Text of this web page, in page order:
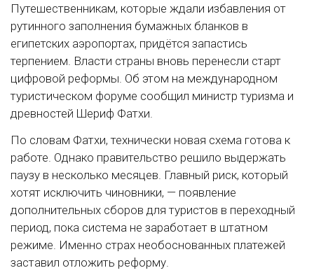
Путешественникам, которые ждали избавления от
рутинного заполнения бумажных бланков в
египетских аэропортах, придётся запастись
терпением. Власти страны вновь перенесли старт
цифровой реформы. Об этом на международном
туристическом форуме сообщил министр туризма и
древностей Шериф Фатхи.
По словам Фатхи, технически новая схема готова к
работе. Однако правительство решило выдержать
паузу в несколько месяцев. Главный риск, который
хотят исключить чиновники, — появление
дополнительных сборов для туристов в переходный
период, пока система не заработает в штатном
режиме. Именно страх необоснованных платежей
заставил отложить реформу.